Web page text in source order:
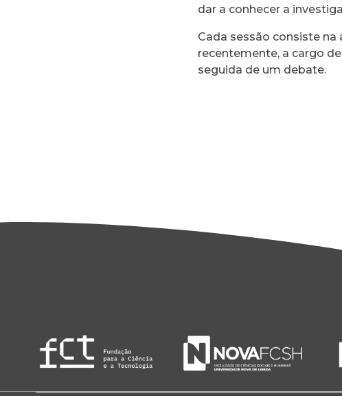
dar a conhecer a
Cada sessão consiste
recentemente, a cargo
seguida de um debate.